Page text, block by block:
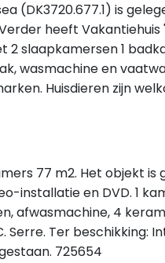
(DK3720.677.1) is
heeft
slaapkamersen 1
wasmachine en
Huisdieren zijn
77 m2. Het objekt is
installatie en DVD. 1
afwasmachine, 4
Ter beschikking:
725654